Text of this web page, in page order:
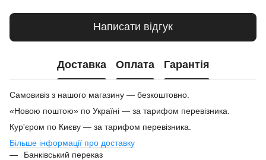
Написати відгук
Доставка Оплата Гарантія
Самовивіз з нашого магазину — безкоштовно.
«Новою поштою» по Україні — за тарифом перевізника.
Кур'єром по Києву — за тарифом перевізника.
Більше інформації про доставку
Банківський переказ